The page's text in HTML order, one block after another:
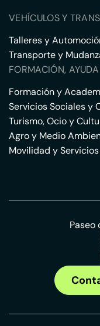
VEHÍCULOS Y
Talleres y
Transporte y
FORMACIÓN,
Formación y
Servicios Sociales y
Turismo, Ocio y
Agro y Medio
Movilidad y
Paseo